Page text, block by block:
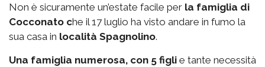
Non è sicuramente un’estate facile per la famiglia di
Cocconato che il 17 luglio ha visto andare in fumo la
sua casa in località Spagnolino.
Una famiglia numerosa, con 5 figli e tante necessità